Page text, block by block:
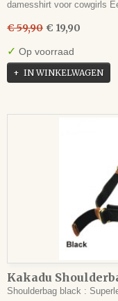
damesshirt voor cowgirls
€ 59,90 € 19,90
✓ Op voorraad
IN WINKELWAGEN
Kakadu
Shoulderbag black :